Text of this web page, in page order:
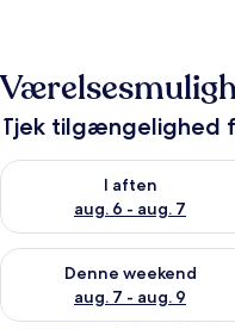
Tjek tilgængelighed
I aften
aug. 6 - aug. 7
Tjek tilgængelighed for i
Denne weekend
aug. 7 - aug. 9
Tjek tilgængelighed for